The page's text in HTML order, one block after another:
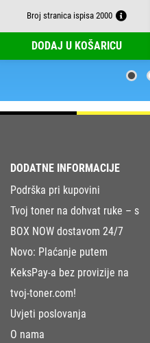
Broj stranica ispisa 2000
DODAJ U KOŠARICU
DODATNE INFORMACIJE
Podrška pri kupovini
Tvoj toner na dohvat ruke – s
BOX NOW dostavom 24/7
Novo: Plaćanje putem
KeksPay-a bez provizije na
tvoj-toner.com!
Uvjeti poslovanja
O nama